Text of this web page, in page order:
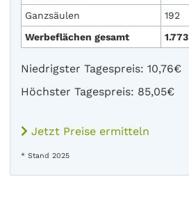
Ganzsäulen
192
Werbeflächen gesamt
1.773
Niedrigster Tagespreis: 10,76€
Höchster Tagespreis: 85,05€
Jetzt Preise ermitteln
* Stand 2025